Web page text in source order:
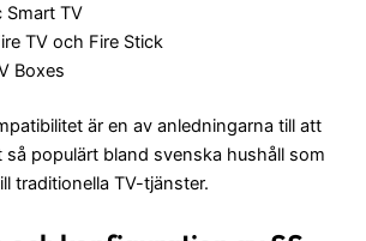
Smart TV
TV och Fire Stick
Boxes
är en av anledningarna till att
så populärt bland svenska hushåll som
traditionella TV-tjänster.